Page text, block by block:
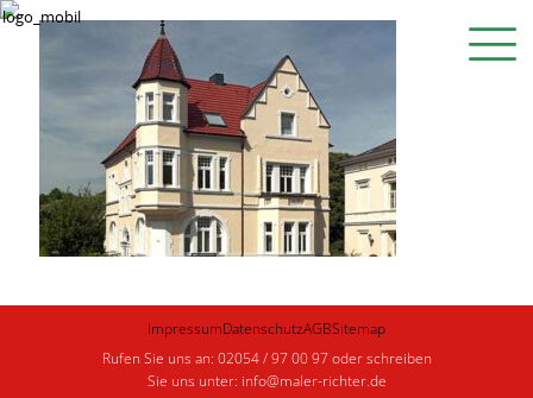
ImpressumDatenschutzAGBSitemap
Rufen Sie uns an: 02054 / 97 00 97 oder schreiben
Sie uns unter: info@maler-richter.de